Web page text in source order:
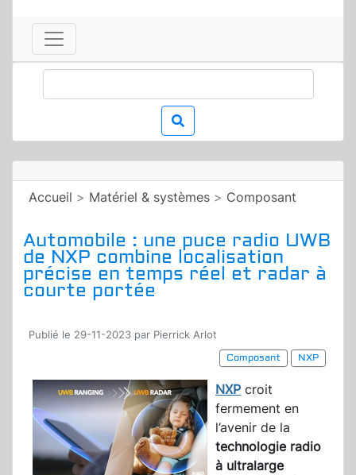
Accueil > Matériel & systèmes > Composant
Automobile : une puce radio UWB
de NXP combine localisation
précise en temps réel et radar à
courte portée
Publié le 29-11-2023 par Pierrick Arlot
Composant
NXP
NXP croit
fermement en
l’avenir de la
technologie radio
à ultralarge